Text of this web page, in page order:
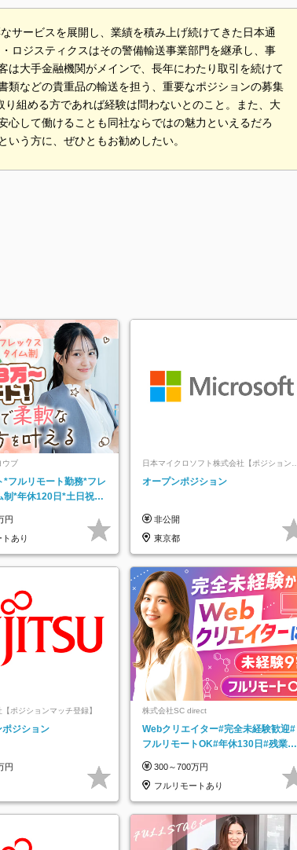
サービスを展開し、業績を積み上げ続けてきた日本通
ロジスティクスはその警備輸送事業部門を継承し、事
大手金融機関がメインで、長年にわたり取引を続けて
類などの貴重品の輸送を担う、重要なポジションの募集
組める方であれば経験は問わないとのこと。また、大
して働けることも同社ならではの魅力といえるだろ
う方に、ぜひともお勧めしたい。
ウブ
*フルリモート勤務*フレ
制*年休120日*土日祝休
円
あり
日本マイクロソフト株式会社【ポジションマ
ッチ登録】
オープンポジション
非公開
東京都
ポジションマッチ登録】
ジション
円
株式会社SC direct
Webクリエイター#完全未経験歓迎#
フルリモートOK#年休130日#残業月
300～700万円
フルリモートあり